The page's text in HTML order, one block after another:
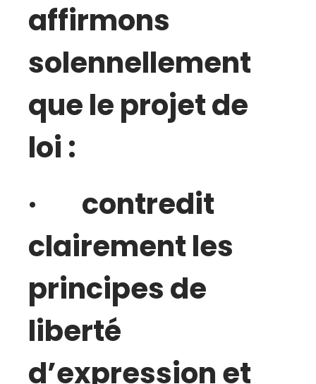
affirmons
solennellement
que le projet de
loi :
· contredit
clairement les
principes de
liberté
d’expression et